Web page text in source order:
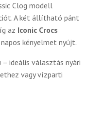
Clog modell
A két állítható pánt
az Iconic Crocs
kényelmet nyújt.
– ideális választás nyári
vagy vízparti